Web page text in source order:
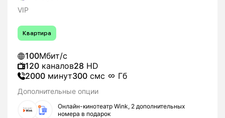
VIP
Квартира
100Мбит/с
120 каналов28 HD
2000 минут300 смс Гб
Дополнительные опции
Онлайн-кинотеатр Wink, 2 дополнительных
номера в подарок